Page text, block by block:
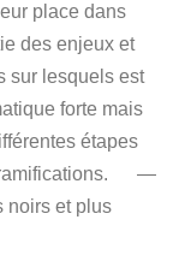
place dans
des enjeux et
sur lesquels est
forte mais
étapes
ramifications. —
noirs et plus